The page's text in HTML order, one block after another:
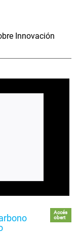
Innovación
Accés
obert